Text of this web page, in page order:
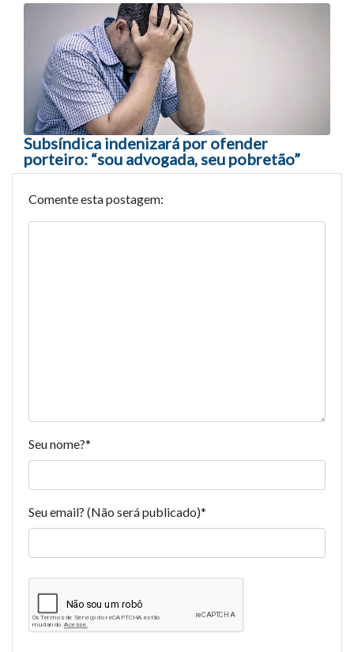
Subsíndica indenizará por ofender
porteiro: “sou advogada, seu pobretão”
Comente esta postagem:
Seu nome?*
Seu email? (Não será publicado)*